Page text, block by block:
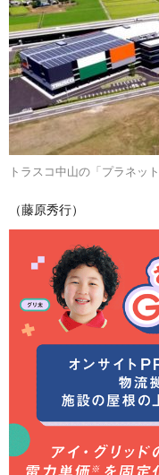
トラスコ中山の「プラネッ
（藤原秀行）